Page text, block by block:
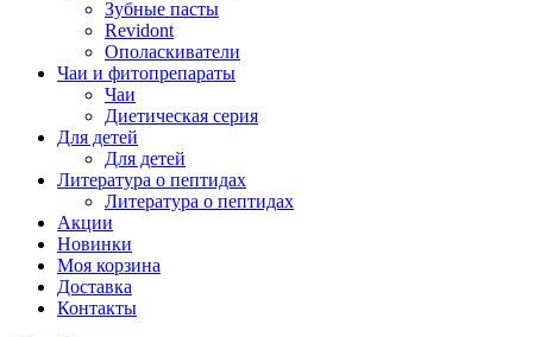
Зубные пасты
Revidont
Ополаскиватели
Чаи и фитопрепараты
Чаи
Диетическая серия
Для детей
Для детей
Литература о пептидах
Литература о пептидах
Акции
Новинки
Моя корзина
Доставка
Контакты